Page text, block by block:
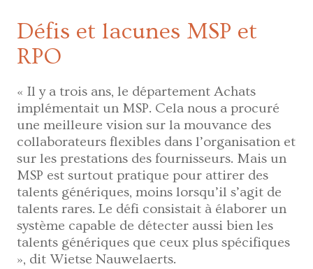
Défis et lacunes MSP et
RPO
« Il y a trois ans, le département Achats
implémentait un MSP. Cela nous a procuré
une meilleure vision sur la mouvance des
collaborateurs flexibles dans l’organisation et
sur les prestations des fournisseurs. Mais un
MSP est surtout pratique pour attirer des
talents génériques, moins lorsqu’il s’agit de
talents rares. Le défi consistait à élaborer un
système capable de détecter aussi bien les
talents génériques que ceux plus spécifiques
», dit Wietse Nauwelaerts.